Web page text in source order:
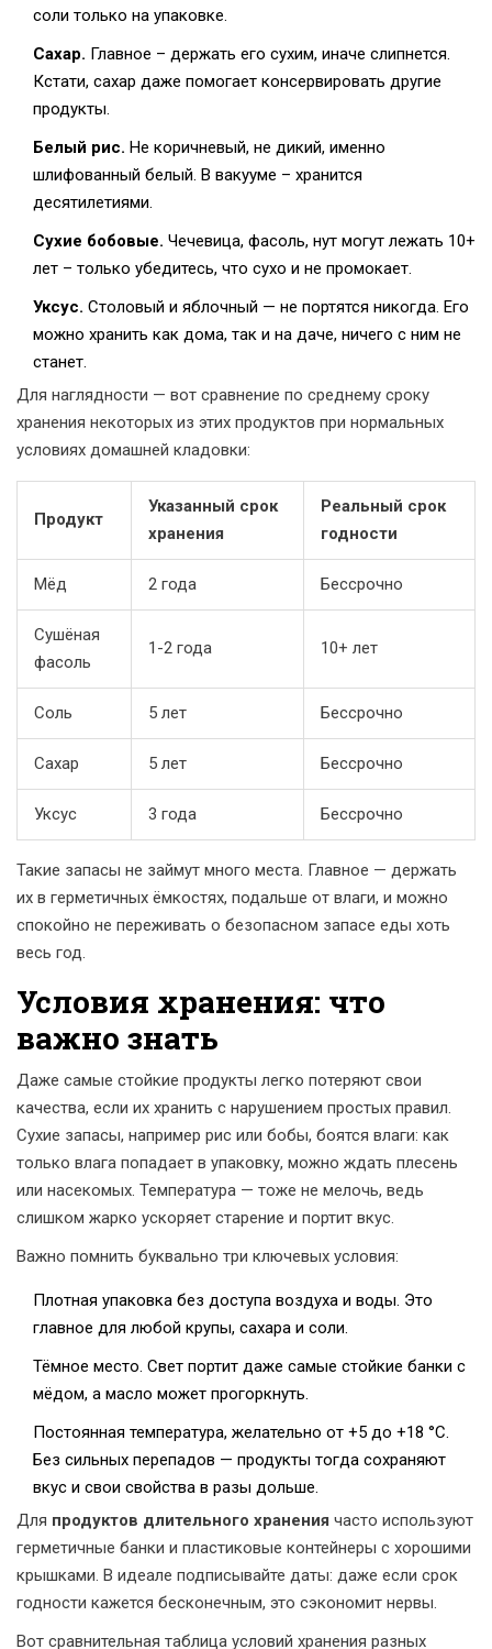
соли только на упаковке.
Сахар. Главное – держать его сухим, иначе слипнется.
Кстати, сахар даже помогает консервировать другие
продукты.
Белый рис. Не коричневый, не дикий, именно
шлифованный белый. В вакууме – хранится
десятилетиями.
Сухие бобовые. Чечевица, фасоль, нут могут лежать 10+
лет – только убедитесь, что сухо и не промокает.
Уксус. Столовый и яблочный — не портятся никогда. Его
можно хранить как дома, так и на даче, ничего с ним не
станет.
Для наглядности — вот сравнение по среднему сроку
хранения некоторых из этих продуктов при нормальных
условиях домашней кладовки:
Продукт
Указанный срок
хранения
Реальный срок
годности
Мёд 2 года Бессрочно
Сушёная
фасоль
1-2 года 10+ лет
Соль 5 лет Бессрочно
Сахар 5 лет Бессрочно
Уксус 3 года Бессрочно
Такие запасы не займут много места. Главное — держать
их в герметичных ёмкостях, подальше от влаги, и можно
спокойно не переживать о безопасном запасе еды хоть
весь год.
Условия хранения: что
важно знать
Даже самые стойкие продукты легко потеряют свои
качества, если их хранить с нарушением простых правил.
Сухие запасы, например рис или бобы, боятся влаги: как
только влага попадает в упаковку, можно ждать плесень
или насекомых. Температура — тоже не мелочь, ведь
слишком жарко ускоряет старение и портит вкус.
Важно помнить буквально три ключевых условия:
Плотная упаковка без доступа воздуха и воды. Это
главное для любой крупы, сахара и соли.
Тёмное место. Свет портит даже самые стойкие банки с
мёдом, а масло может прогоркнуть.
Постоянная температура, желательно от +5 до +18 °C.
Без сильных перепадов — продукты тогда сохраняют
вкус и свои свойства в разы дольше.
Для продуктов длительного хранения часто используют
герметичные банки и пластиковые контейнеры с хорошими
крышками. В идеале подписывайте даты: даже если срок
годности кажется бесконечным, это сэкономит нервы.
Вот сравнительная таблица условий хранения разных